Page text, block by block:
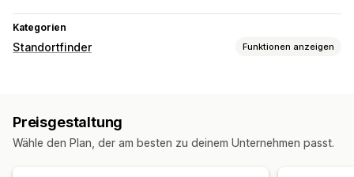
Kategorien
Standortfinder Funktionen anzeigen
Benutzerdefiniertes Branding
Benutzerdefinierte Felder Mehrere Sprachen
Preisgestaltung
Wähle den Plan, der am besten zu deinem Unternehmen passt.